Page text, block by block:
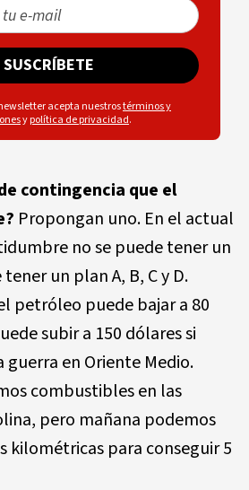
SUSCRÍBETE
acepta nuestrostérminos y
ypolítica de privacidad.
contingencia que el
Propongan uno. En el actual
no se puede tener un
un plan A, B, C y D.
petróleo puede bajar a 80
subir a 150 dólares si
en Oriente Medio.
combustibles en las
pero mañana podemos
kilométricas para conseguir 5